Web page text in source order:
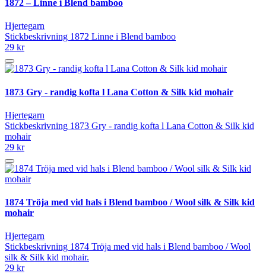
1872 – Linne i Blend bamboo
Hjertegarn
Stickbeskrivning 1872 Linne i Blend bamboo
29 kr
1873 Gry - randig kofta l Lana Cotton & Silk kid mohair
Hjertegarn
Stickbeskrivning 1873 Gry - randig kofta l Lana Cotton & Silk kid
mohair
29 kr
1874 Tröja med vid hals i Blend bamboo / Wool silk & Silk kid
mohair
Hjertegarn
Stickbeskrivning 1874 Tröja med vid hals i Blend bamboo / Wool
silk & Silk kid mohair.
29 kr